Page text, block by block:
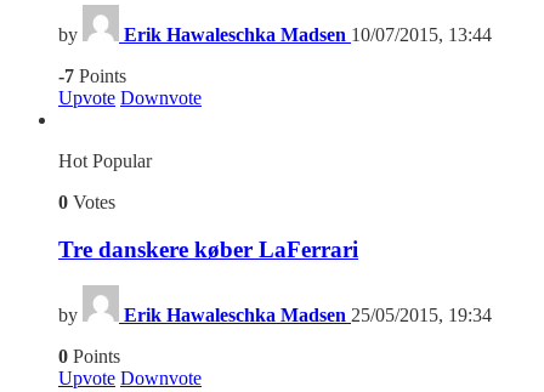
by Erik Hawaleschka Madsen 10/07/2015, 13:44
-7 Points
Upvote Downvote
Hot Popular
0 Votes
Tre danskere køber LaFerrari
by Erik Hawaleschka Madsen 25/05/2015, 19:34
0 Points
Upvote Downvote